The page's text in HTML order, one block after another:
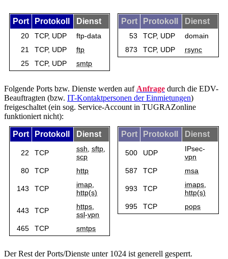
Port Protokoll Dienst
20 TCP, UDP
ftp-data
21
TCP, UDP
ftp
25
TCP, UDP smtp
Port Protokoll Dienst
53 TCP, UDP
domain
873
TCP, UDP rsync
Folgende Ports bzw. Dienste werden auf Anfrage durch die EDV-
Beauftragten (bzw. IT-Kontaktpersonen der Einmietungen)
freigeschaltet (ein sog. Service-Account in TUGRAZonline
funktioniert nicht):
Port Protokoll Dienst
22 TCP ssh sftp
scp
80
TCP http
143 TCP imap
http(s)
443 TCP https
ssl-vpn
465
TCP smtps
Port Protokoll Dienst
500 UDP
IPsec-
vpn
587
TCP msa
993 TCP imaps
http(s)
995
TCP pops
Der Rest der Ports/Dienste unter 1024 ist generell gesperrt.